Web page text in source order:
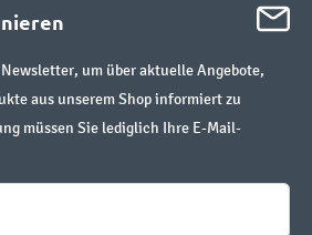
um über aktuelle Angebote,
aus unserem Shop informiert zu
müssen Sie lediglich Ihre E-Mail-